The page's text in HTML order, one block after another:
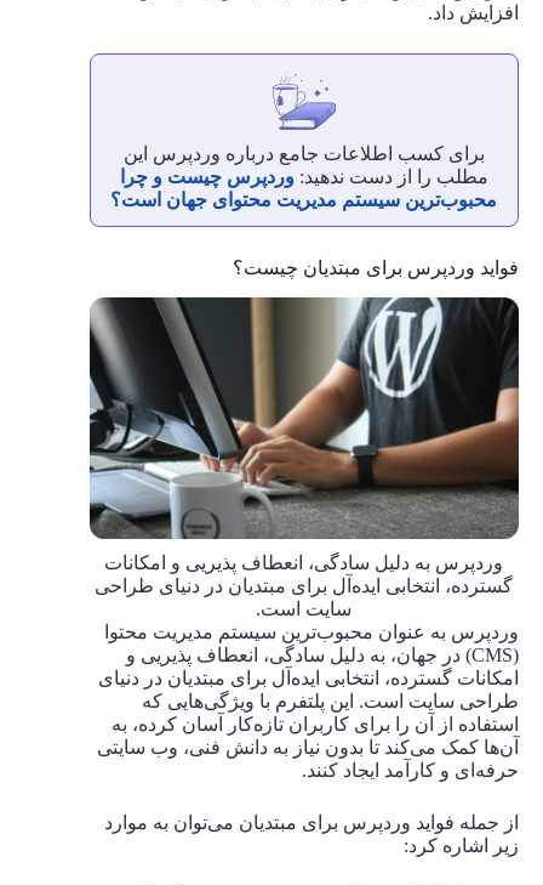
افزایش داد.
برای کسب اطلاعات جامع درباره وردپرس این
مطلب را از دست ندهید:وردپرس چیست و چرا
محبوب‌ترین سیستم مدیریت محتوای جهان است؟
فواید وردپرس برای مبتدیان چیست؟
وردپرس به دلیل سادگی، انعطاف ‌پذیریی و امکانات
گسترده، انتخابی ایده‌آل برای مبتدیان در دنیای طراحی
سایت است.
وردپرس به‌ عنوان محبوب‌ترین سیستم مدیریت محتوا
(CMS) در جهان، به دلیل سادگی، انعطاف ‌پذیریی و
امکانات گسترده، انتخابی ایده‌آل برای مبتدیان در دنیای
طراحی سایت است. این پلتفرم با ویژگی‌هایی که
استفاده از آن را برای کاربران تازه‌کار آسان کرده، به
آن‌ها کمک می‌کند تا بدون نیاز به دانش فنی، وب سایتی
حرفه‌ای و کارآمد ایجاد کنند.
از جمله فواید وردپرس برای مبتدیان می‌توان به موارد
زیر اشاره کرد: